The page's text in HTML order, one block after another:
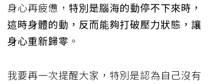
身心再疲憊， 特別是腦海的動停不下來時，
這時身體的動，反而能夠打破壓力狀態，讓
身心重新歸零 。
我要再一次提醒大家，特別是認為自己沒有